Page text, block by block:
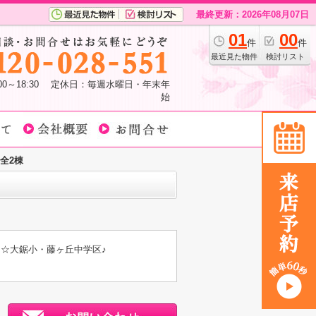
最終更新：2026年08月07日
01件
最近見た物件
00件
検討リスト
～18:30 定休日：毎週水曜日・年末年
始
2棟
鋸小・藤ヶ丘中学区♪